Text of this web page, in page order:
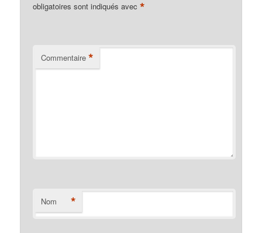
obligatoires sont indiqués avec*
Commentaire *
Nom *